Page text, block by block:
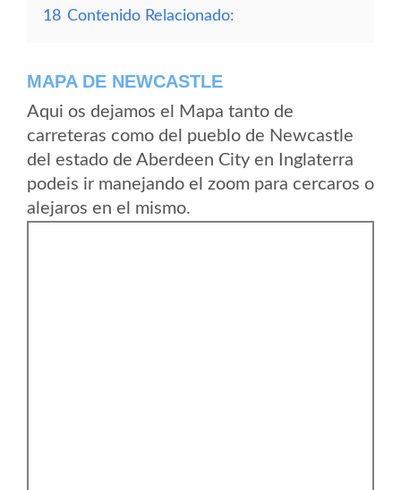
18 Contenido Relacionado:
MAPA DE NEWCASTLE
Aqui os dejamos el Mapa tanto de
carreteras como del pueblo de Newcastle
del estado de Aberdeen City en Inglaterra
podeis ir manejando el zoom para cercaros o
alejaros en el mismo.